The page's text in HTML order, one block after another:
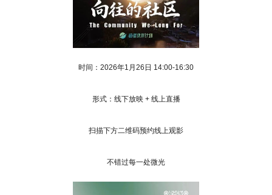
时间：2026年1月26日 14:00-16:30
形式：线下放映 + 线上直播
扫描下方二维码预约线上观影
不错过每一处微光